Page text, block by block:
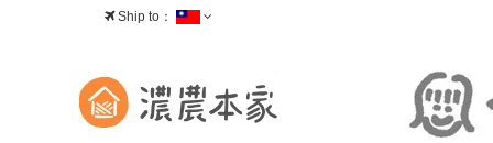
Ship to：